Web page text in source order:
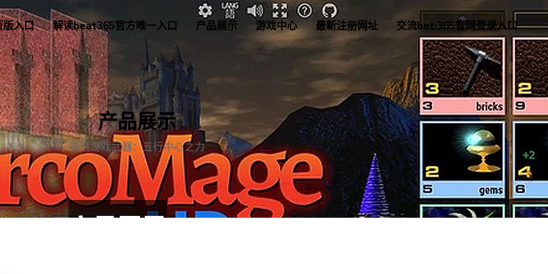
版入口 解读beat365官方唯一入口 产品展示 游戏中心 最新注册网址 交流bet·365官网登录入口
产品展示
秦殇游戏武器：五行中心之力